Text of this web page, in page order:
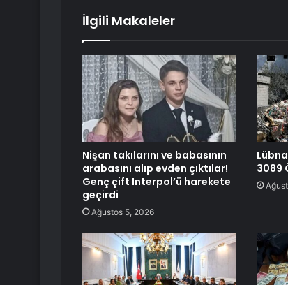
İlgili Makaleler
Nişan takılarını ve babasının
arabasını alıp evden çıktılar!
Genç çift Interpol’ü harekete
geçirdi
Ağustos 5, 2026
3089